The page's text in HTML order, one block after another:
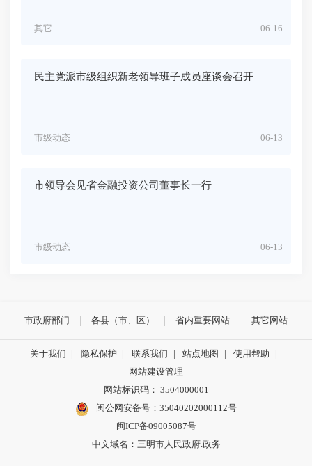
06-16
其它
民主党派市级组织新老领导班子成员座谈会召开
06-13
市级动态
市领导会见省金融投资公司董事长一行
06-13
市级动态
市政府部门 各县（市、区） 省内重要网站 其它网站
关于我们 | 隐私保护 | 联系我们 | 站点地图 | 使用帮助
|
网站建设管理
网站标识码： 3504000001
闽公网安备号：35040202000112号
闽ICP备09005087号
中文域名：三明市人民政府.政务